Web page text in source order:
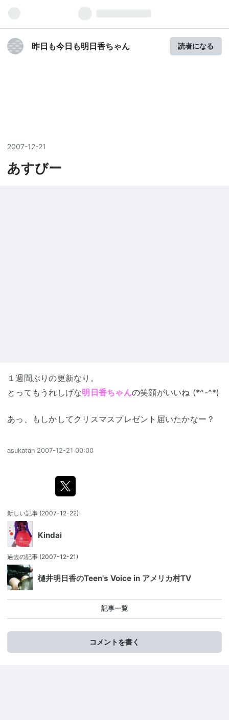
昨日も今日も明日香ちゃん 読者になる
2007-12-21
あすびー
１週間ぶりの更新なり。
とってもうれしげな明日香ちゃんの笑顔がいいね (*^-^*)
あっ、もしかしてクリスマスプレゼント届いたかなー？
asukatan 2007-12-21 00:00
新しい記事 (2007-12-22)
Kindai
過去の記事 (2007-12-21)
樋井明日香のTeen's Voice in アメリカ村TV
記事一覧
コメントを書く